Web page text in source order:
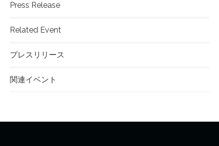
Press Release
Related Event
プレスリリース
関連イベント